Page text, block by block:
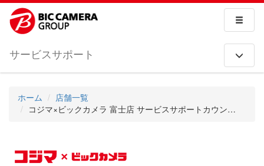
サービスサポート
ホーム
店舗一覧
コジマ×ビックカメラ 富士店 サービスサポートカウンター